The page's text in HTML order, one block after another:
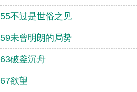
55不过是世俗之见
59未曾明朗的局势
63破釜沉舟
67欲望